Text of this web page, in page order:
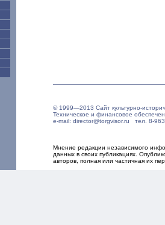
© 1999—2013 Сайт культурно-
Техническое и финансовое
e-mail: director@torgvisor.ru тел. 8-
Мнение редакции независимого
данных в своих публикациях.
авторов, полная или частичная их